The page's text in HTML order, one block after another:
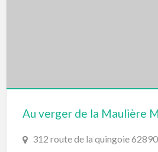
312 route de la quingoie